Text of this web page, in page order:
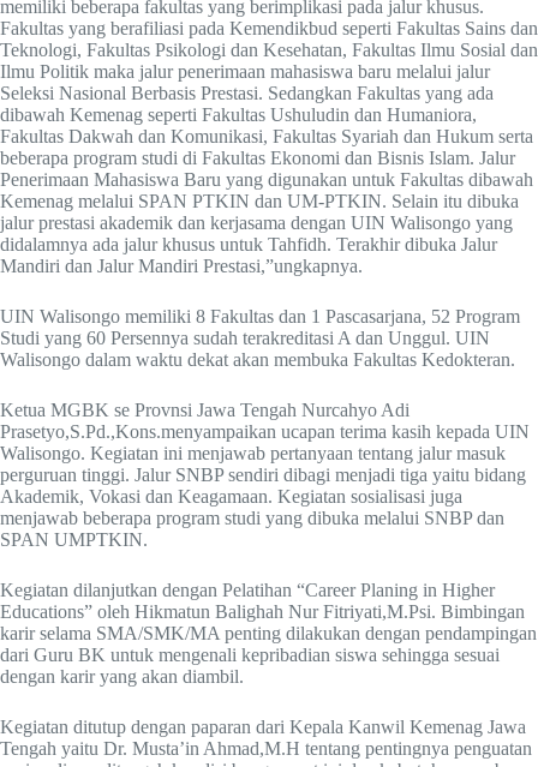
memiliki beberapa fakultas yang berimplikasi pada jalur khusus.
Fakultas yang berafiliasi pada Kemendikbud seperti Fakultas Sains dan
Teknologi, Fakultas Psikologi dan Kesehatan, Fakultas Ilmu Sosial dan
Ilmu Politik maka jalur penerimaan mahasiswa baru melalui jalur
Seleksi Nasional Berbasis Prestasi. Sedangkan Fakultas yang ada
dibawah Kemenag seperti Fakultas Ushuludin dan Humaniora,
Fakultas Dakwah dan Komunikasi, Fakultas Syariah dan Hukum serta
beberapa program studi di Fakultas Ekonomi dan Bisnis Islam. Jalur
Penerimaan Mahasiswa Baru yang digunakan untuk Fakultas dibawah
Kemenag melalui SPAN PTKIN dan UM-PTKIN. Selain itu dibuka
jalur prestasi akademik dan kerjasama dengan UIN Walisongo yang
didalamnya ada jalur khusus untuk Tahfidh. Terakhir dibuka Jalur
Mandiri dan Jalur Mandiri Prestasi,”ungkapnya.
UIN Walisongo memiliki 8 Fakultas dan 1 Pascasarjana, 52 Program
Studi yang 60 Persennya sudah terakreditasi A dan Unggul. UIN
Walisongo dalam waktu dekat akan membuka Fakultas Kedokteran.
Ketua MGBK se Provnsi Jawa Tengah Nurcahyo Adi
Prasetyo,S.Pd.,Kons.menyampaikan ucapan terima kasih kepada UIN
Walisongo. Kegiatan ini menjawab pertanyaan tentang jalur masuk
perguruan tinggi. Jalur SNBP sendiri dibagi menjadi tiga yaitu bidang
Akademik, Vokasi dan Keagamaan. Kegiatan sosialisasi juga
menjawab beberapa program studi yang dibuka melalui SNBP dan
SPAN UMPTKIN.
Kegiatan dilanjutkan dengan Pelatihan “Career Planing in Higher
Educations” oleh Hikmatun Balighah Nur Fitriyati,M.Psi. Bimbingan
karir selama SMA/SMK/MA penting dilakukan dengan pendampingan
dari Guru BK untuk mengenali kepribadian siswa sehingga sesuai
dengan karir yang akan diambil.
Kegiatan ditutup dengan paparan dari Kepala Kanwil Kemenag Jawa
Tengah yaitu Dr. Musta’in Ahmad,M.H tentang pentingnya penguatan